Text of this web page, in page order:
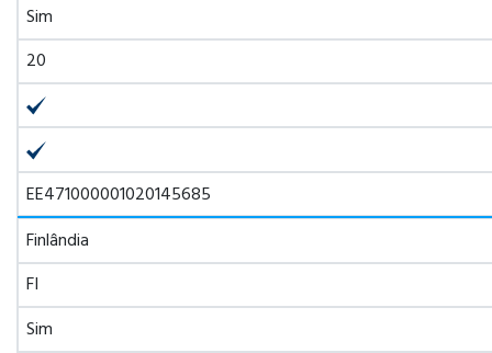
Sim
20
EE471000001020145685
Finlândia
FI
Sim